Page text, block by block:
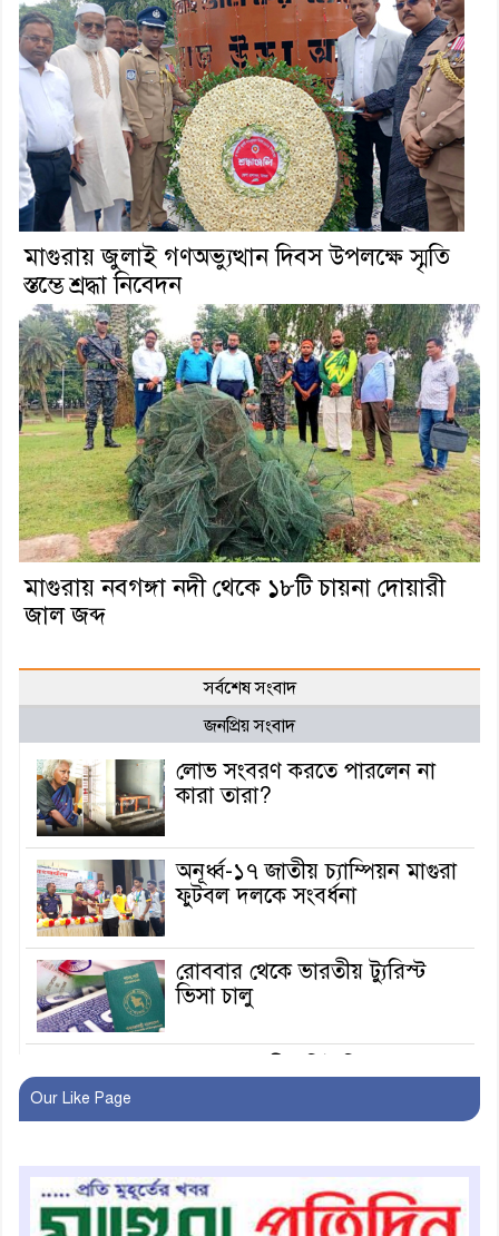
মাগুরায় জুলাই গণঅভ্যুত্থান দিবস উপলক্ষে স্মৃতি
স্তম্ভে শ্রদ্ধা নিবেদন
মাগুরায় নবগঙ্গা নদী থেকে ১৮টি চায়না দোয়ারী
জাল জব্দ
সর্বশেষ সংবাদ
জনপ্রিয় সংবাদ
লোভ সংবরণ করতে পারলেন না
কারা তারা?
অনূর্ধ্ব-১৭ জাতীয় চ্যাম্পিয়ন মাগুরা
ফুটবল দলকে সংবর্ধনা
রোববার থেকে ভারতীয় ট্যুরিস্ট
ভিসা চালু
অবহিতকরণ
মাগুরায় আ’লীগের প্রতিষ্ঠাবার্ষিকীর
কর্মসূচি প্রতিরোধে বিএনপির
মোটরসাইকেল শোডাউন
Our Like Page